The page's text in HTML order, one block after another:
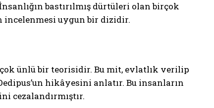
bastırılmış dürtüleri olan birçok
incelenmesi uygun bir dizidir.
ünlü bir teorisidir. Bu mit, evlatlık verilip
hikâyesini anlatır. Bu insanların
cezalandırmıştır.